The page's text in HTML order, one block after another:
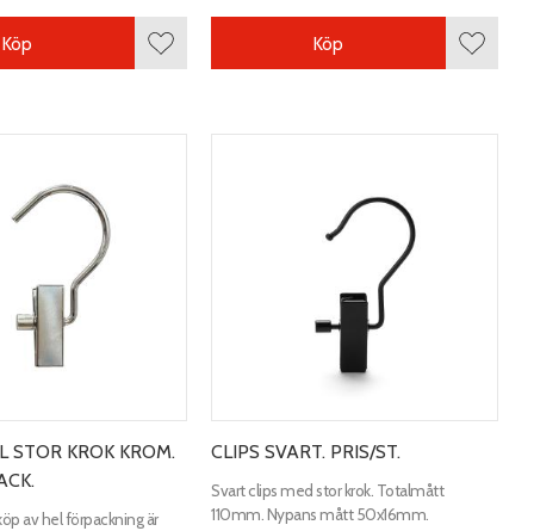
Lägg till i favoriter
Köp
Lägg
Köp
STOR KROK KROM.
av hel förpackning är
CLIPS SVART. PRIS/ST.
Svart clips med stor krok. Totalmått
110mm. Nypans mått 50x16mm.